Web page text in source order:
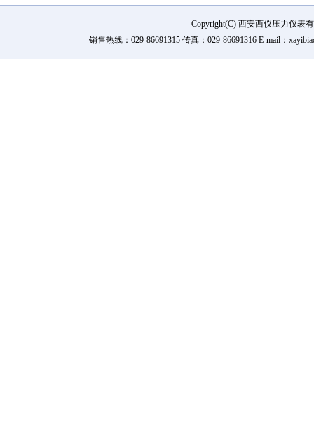
Copyright(C) 西安西仪压力仪表
销售热线：029-86691315 传真：029-86691316 E-mail：